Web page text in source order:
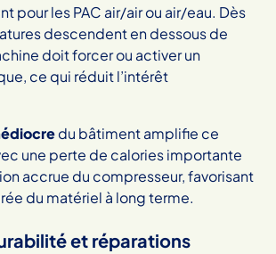
pour les PAC air/air ou air/eau. Dès
descendent en dessous de
doit forcer ou activer un
ce qui réduit l’intérêt
du bâtiment amplifie ce
une perte de calories importante
accrue du compresseur, favorisant
du matériel à long terme.
et réparations